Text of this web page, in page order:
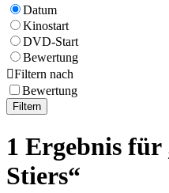
Datum
Kinostart
DVD-Start
Bewertung
Filtern nach
Bewertung
Filtern
1 Ergebnis für
Stiers“